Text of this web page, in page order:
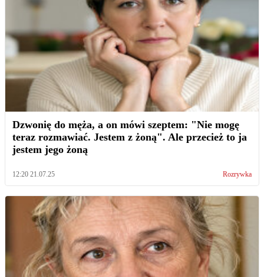
Dzwonię do męża, a on mówi szeptem: "Nie mogę
teraz rozmawiać. Jestem z żoną". Ale przecież to ja
jestem jego żoną
12:20 21.07.25 Rozrywka